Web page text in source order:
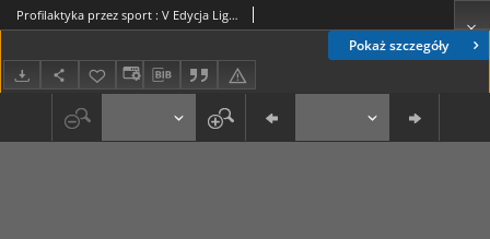
Pokaż szczegóły
Profilaktyka przez sport : V Edycja Ligi Boksu Tajskiego